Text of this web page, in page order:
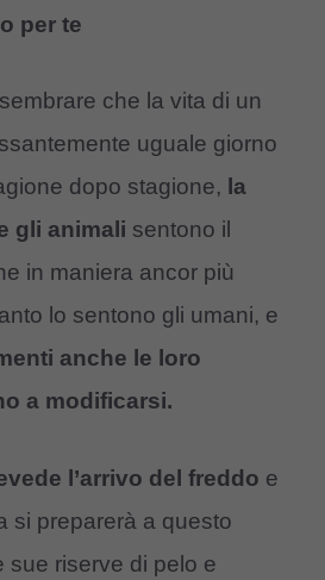
per te
che la vita di un
uguale giorno
dopo stagione, la
gli animali sentono il
in maniera ancor più
lo sentono gli umani, e
anche le loro
a modificarsi.
l’arrivo del freddo e
si preparerà a questo
sue riserve di pelo e